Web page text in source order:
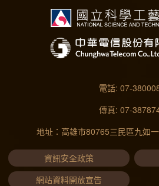
電話: 07-
傳真: 07-
地址：高雄市80765三民區九如
資訊安全政策
網站資料開放宣告